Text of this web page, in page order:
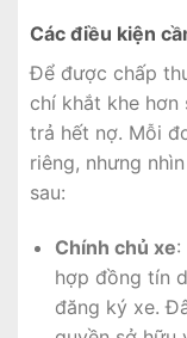
Các điều kiện
Để được chấp
chí khắt khe
trả hết nợ. Mỗi
riêng, nhưng
sau:
Chính chủ xe:
hợp đồng tín
đăng ký xe.